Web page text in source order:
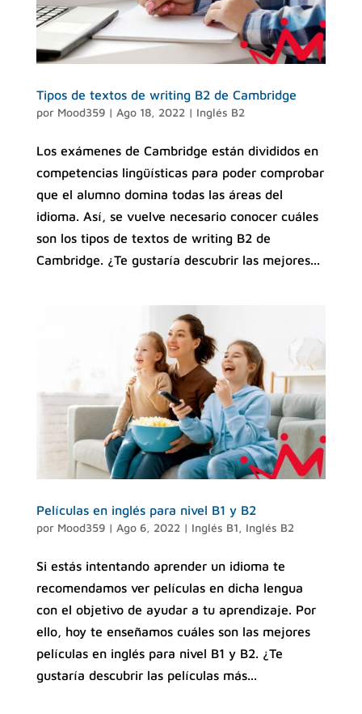
Tipos de textos de writing B2 de Cambridge
por Mood359| Ago 18, 2022 | Inglés B2
Los exámenes de Cambridge están divididos en
competencias lingüísticas para poder comprobar
que el alumno domina todas las áreas del
idioma. Así, se vuelve necesario conocer cuáles
son los tipos de textos de writing B2 de
Cambridge. ¿Te gustaría descubrir las mejores...
Películas en inglés para nivel B1 y B2
por Mood359| Ago 6, 2022 | Inglés B1, Inglés B2
Si estás intentando aprender un idioma te
recomendamos ver películas en dicha lengua
con el objetivo de ayudar a tu aprendizaje. Por
ello, hoy te enseñamos cuáles son las mejores
películas en inglés para nivel B1 y B2. ¿Te
gustaría descubrir las películas más...